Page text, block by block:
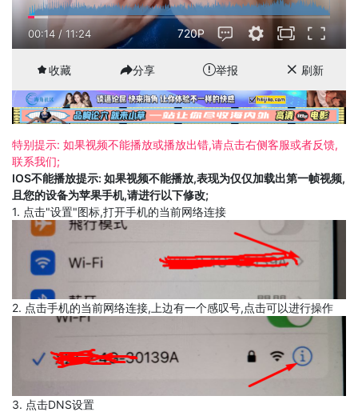
00:15 / 11:24 720P
收藏 分享 举报 刷新
特别提示: 如果视频不能播放或播放出错,请点击右侧客服或者反馈,
联系我们;
IOS不能播放提示: 如果视频不能播放,表现为仅仅加载出第一帧视频,
且您的设备为苹果手机,请进行以下修改;
1. 点击"设置"图标,打开手机的当前网络连接
2. 点击手机的当前网络连接,上边有一个感叹号,点击可以进行操作
3. 点击DNS设置